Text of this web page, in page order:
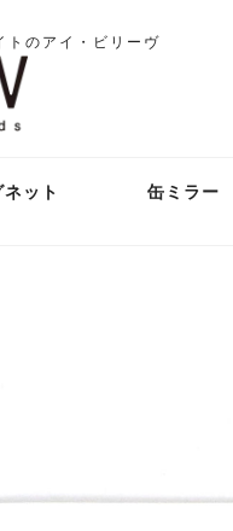
トのアイ・ビリーヴ
ット 缶ミラー